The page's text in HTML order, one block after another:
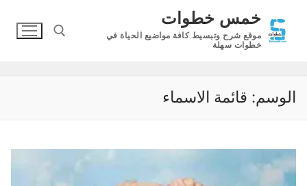
المحتوى
خمس خطوات
موقع شرح وتبسيط كافة مواضيع الحياة في
خطوات سهلة
الوسم: قائمة الاسماء